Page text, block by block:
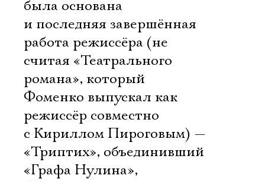
была основана
и последняя завершённая
работа режиссёра (не
считая «Театрального
романа», который
Фоменко выпускал как
режиссёр совместно
с Кириллом Пироговым) —
«Триптих», объединивший
«Графа Нулина»,